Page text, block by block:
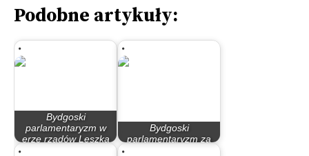
Podobne artykuły:
Bydgoski
parlamentaryzm w
erze rządów Leszka
Bydgoski
parlamentaryzm za